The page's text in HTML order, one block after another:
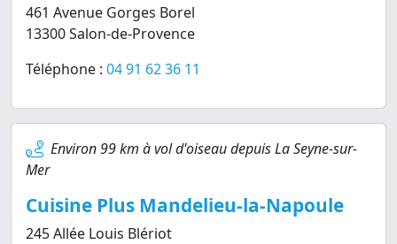
461 Avenue Gorges Borel
13300 Salon-de-Provence
Téléphone : 04 91 62 36 11
Environ 99 km à vol d'oiseau depuis La Seyne-sur-
Mer
Cuisine Plus Mandelieu-la-Napoule
245 Allée Louis Blériot